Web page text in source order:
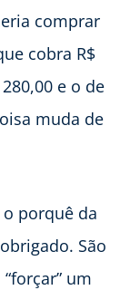
comprar
cobra R$
e o de
muda de
porquê da
São
um